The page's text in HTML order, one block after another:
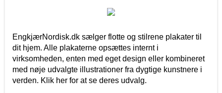
EngkjærNordisk.dk sælger flotte og stilrene plakater til
dit hjem. Alle plakaterne opsættes internt i
virksomheden, enten med eget design eller kombineret
med nøje udvalgte illustrationer fra dygtige kunstnere i
verden. Klik her for at se deres udvalg.